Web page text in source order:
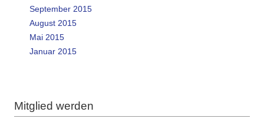
September 2015
August 2015
Mai 2015
Januar 2015
Mitglied werden